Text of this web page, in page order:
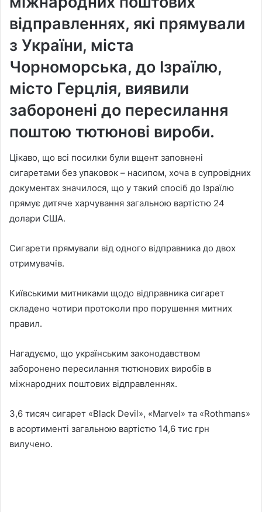
відправленнях, які прямували
з України, міста
Чорноморська, до Ізраїлю,
місто Герцлія, виявили
заборонені до пересилання
поштою тютюнові вироби.
Цікаво, що всі посилки були вщент заповнені
сигаретами без упаковок – насипом, хоча в супровідних
документах значилося, що у такий спосіб до Ізраїлю
прямує дитяче харчування загальною вартістю 24
долари США.
Сигарети прямували від одного відправника до двох
отримувачів.
Київськими митниками щодо відправника сигарет
складено чотири протоколи про порушення митних
правил.
Нагадуємо, що українським законодавством
заборонено пересилання тютюнових виробів в
міжнародних поштових відправленнях.
3,6 тисяч сигарет «Black Devil», «Marvel» та «Rothmans»
в асортименті загальною вартістю 14,6 тис грн
вилучено.